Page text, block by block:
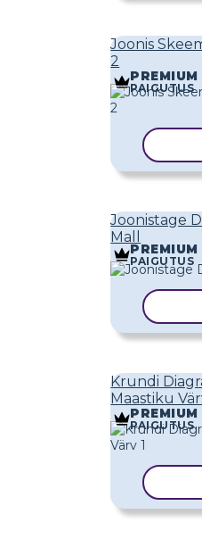
Joonis
2
PREMIUM
PAIGUTUS
Joonistage
Mall
PREMIUM
PAIGUTUS
Krundi
Maastiku
PREMIUM
PAIGUTUS